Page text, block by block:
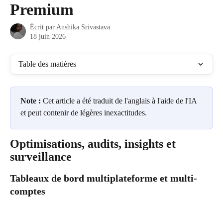
Premium
Écrit par Anshika Srivastava
18 juin 2026
Table des matières
Note : Cet article a été traduit de l'anglais à l'aide de l'IA
et peut contenir de légères inexactitudes.
Optimisations, audits, insights et
surveillance
Tableaux de bord multiplateforme et multi-
comptes